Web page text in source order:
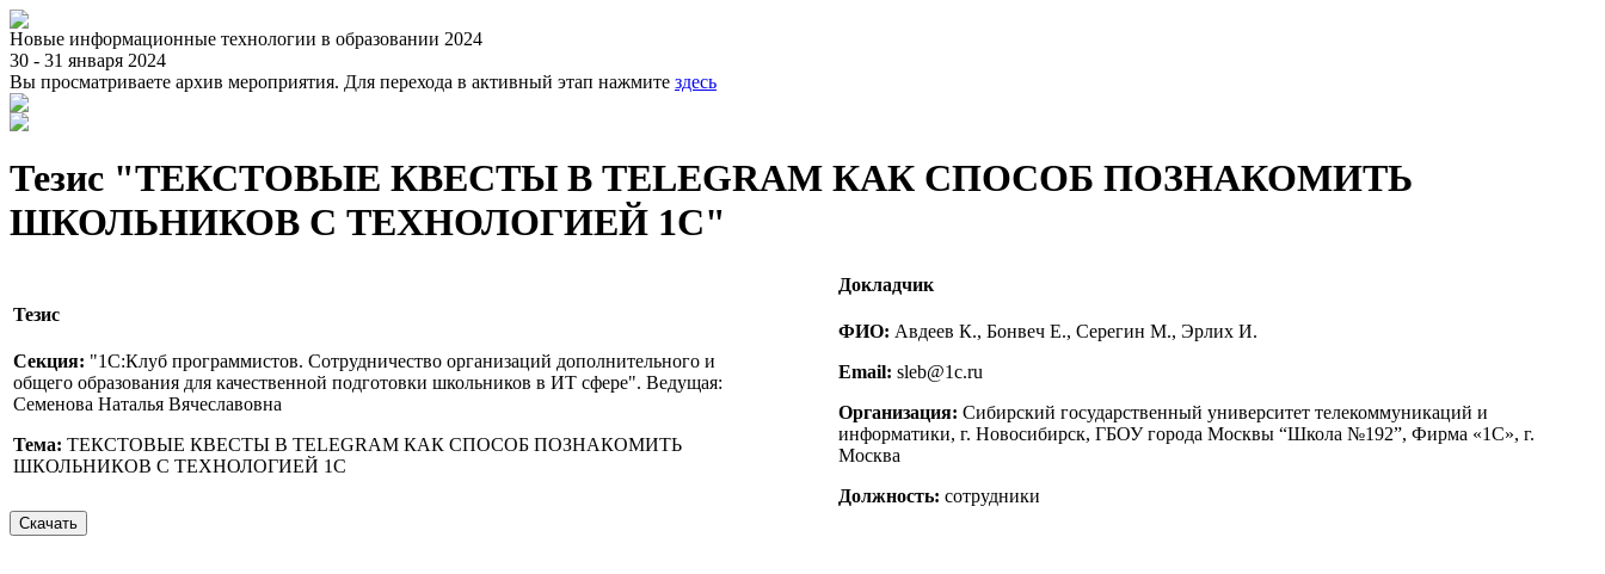
Новые информационные технологии в образовании 2024
30 - 31 января 2024
Вы просматриваете архив мероприятия. Для перехода в активный этап нажмите здесь
Тезис "ТЕКСТОВЫЕ КВЕСТЫ В TELEGRAM КАК СПОСОБ ПОЗНАКОМИТЬ
ШКОЛЬНИКОВ С ТЕХНОЛОГИЕЙ 1С"
Тезис
Секция: "1С:Клуб программистов. Сотрудничество организаций дополнительного и
общего образования для качественной подготовки школьников в ИТ сфере". Ведущая:
Семенова Наталья Вячеславовна
Тема: ТЕКСТОВЫЕ КВЕСТЫ В TELEGRAM КАК СПОСОБ ПОЗНАКОМИТЬ
ШКОЛЬНИКОВ С ТЕХНОЛОГИЕЙ 1С
Докладчик
ФИО: Авдеев К., Бонвеч Е., Серегин М., Эрлих И.
Email: sleb@1c.ru
Организация: Сибирский государственный университет телекоммуникаций и
информатики, г. Новосибирск, ГБОУ города Москвы “Школа №192”, Фирма «1С», г.
Москва
Должность: сотрудники